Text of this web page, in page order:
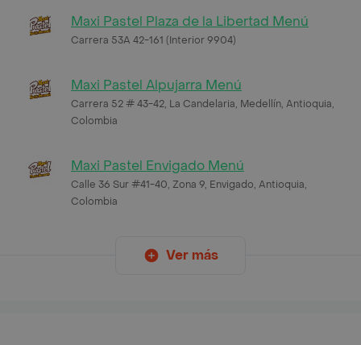
Maxi Pastel Plaza de la Libertad Menú
Carrera 53A 42-161 (Interior 9904)
Maxi Pastel Alpujarra Menú
Carrera 52 # 43-42, La Candelaria, Medellín, Antioquia,
Colombia
Maxi Pastel Envigado Menú
Calle 36 Sur #41-40, Zona 9, Envigado, Antioquia,
Colombia
Ver más